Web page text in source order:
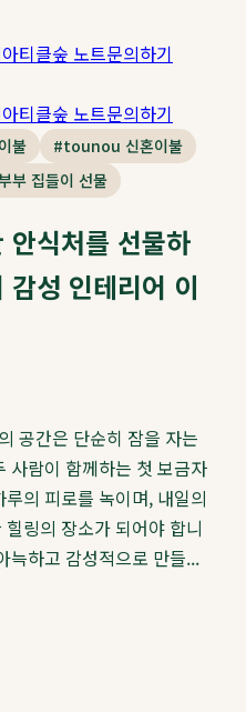
아티클숲 노트문의하기
아티클숲 노트문의하기
불 #tounou 신혼이불
부 집들이 선물
식처를 선물하
성 인테리어 이
공간은 단순히 잠을 자는
사람이 함께하는 첫 보금자
의 피로를 녹이며, 내일의
링의 장소가 되어야 합니
늑하고 감성적으로 만들...